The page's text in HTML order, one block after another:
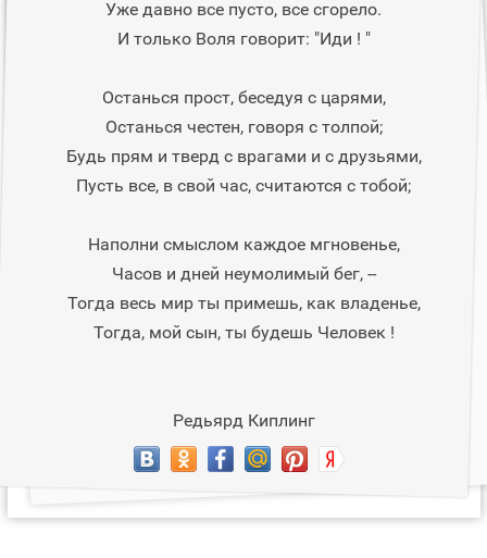
Уже давно все пусто, все сгорело.
И только Воля говорит: "Иди ! "
Останься прост, беседуя с царями,
Останься честен, говоря с толпой;
Будь прям и тверд с врагами и с друзьями,
Пусть все, в свой час, считаются с тобой;
Наполни смыслом каждое мгновенье,
Часов и дней неумолимый бег, --
Тогда весь мир ты примешь, как владенье,
Тогда, мой сын, ты будешь Человек !
Редьярд Киплинг